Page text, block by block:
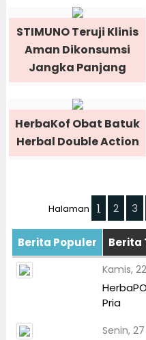
STIMUNO Teruji Klinis
Aman Dikonsumsi
Jangka Panjang
HerbaKof Obat Batuk
Herbal Double Action
Halaman 1 2 3
Berita Populer Berita
Kamis,
Pria
Senin,